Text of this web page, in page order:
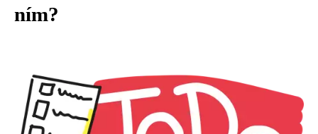
ním?